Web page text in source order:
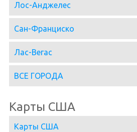
Лос-Анджелес
Сан-Франциско
Лас-Вегас
ВСЕ ГОРОДА
Карты США
Карты США